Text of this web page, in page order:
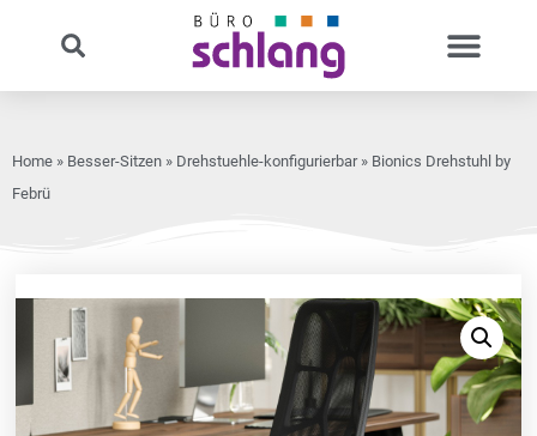
Home » Besser-Sitzen » Drehstuehle-konfigurierbar» Bionics Drehstuhl by
Febrü